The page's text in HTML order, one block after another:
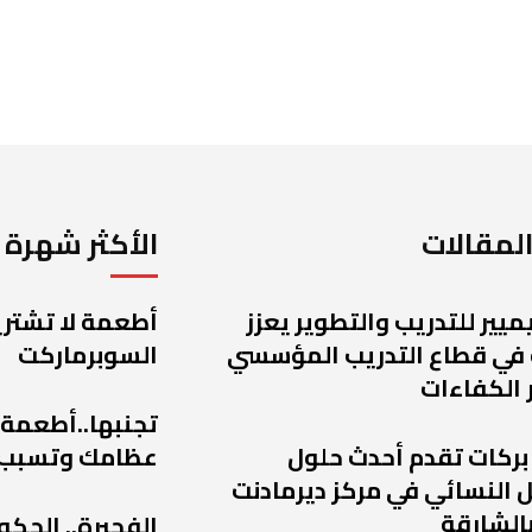
الأكثر شهرة
أطعمة لا
السوبرماركت
عظامك
للتدريب والتطوير يعزز
في قطاع التدريب المؤسسي
تقدم أحدث حلول
النسائي في مركز ديرمادنت